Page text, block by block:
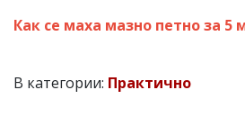
Как се маха мазно петно за 5
В категории: Практично